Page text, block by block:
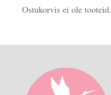
Ostukorvis ei ole tooteid.